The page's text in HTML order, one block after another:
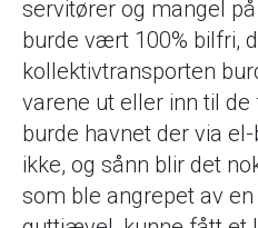
servitører og mangel
burde vært 100% bilfri,
kollektivtransporten
varene ut eller inn til
burde havnet der via
ikke, og sånn blir det
som ble angrepet av